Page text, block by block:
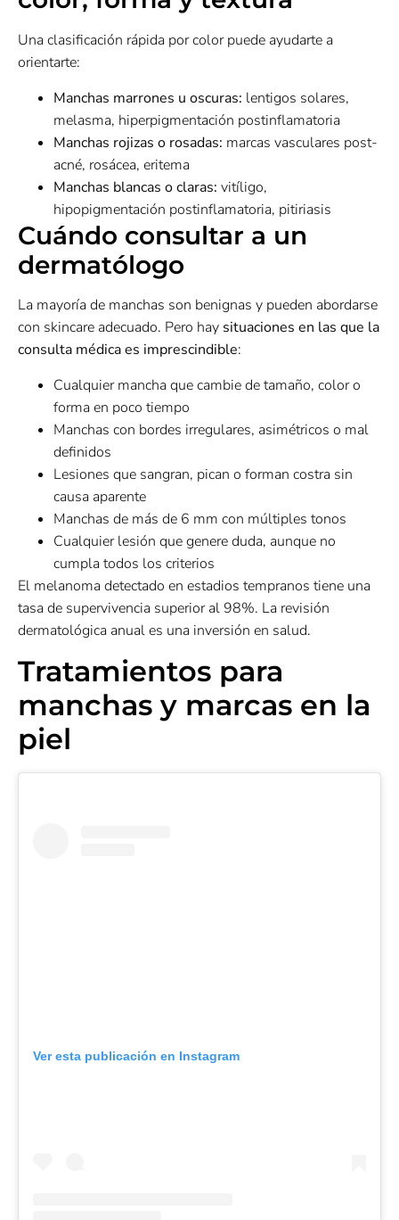
Una clasificación rápida por color puede ayudarte a
orientarte:
Manchas marrones u oscuras: lentigos solares,
melasma, hiperpigmentación postinflamatoria
Manchas rojizas o rosadas: marcas vasculares post-
acné, rosácea, eritema
Manchas blancas o claras: vitíligo,
hipopigmentación postinflamatoria, pitiriasis
Cuándo consultar a un
dermatólogo
La mayoría de manchas son benignas y pueden abordarse
con skincare adecuado. Pero hay situaciones en las que la
consulta médica es imprescindible:
Cualquier mancha que cambie de tamaño, color o
forma en poco tiempo
Manchas con bordes irregulares, asimétricos o mal
definidos
Lesiones que sangran, pican o forman costra sin
causa aparente
Manchas de más de 6 mm con múltiples tonos
Cualquier lesión que genere duda, aunque no
cumpla todos los criterios
El melanoma detectado en estadios tempranos tiene una
tasa de supervivencia superior al 98%. La revisión
dermatológica anual es una inversión en salud.
Tratamientos para
manchas y marcas en la
piel
Ver esta publicación en Instagram